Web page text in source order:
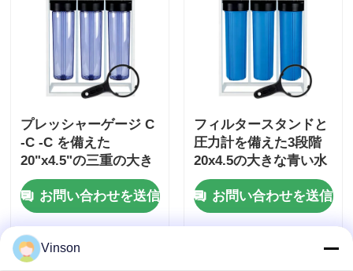
プレッシャーゲージ C
-C -C を備えた
20"x4.5"の三重の大き
な青いクリアウォータ
ーフィルターハウジン
グ
お問い合わせを送信
フィルタースタンドと
圧力計を備えた3段階
20x4.5の大きな青い水
フィルターハウジング
お問い合わせを送信
Vinson